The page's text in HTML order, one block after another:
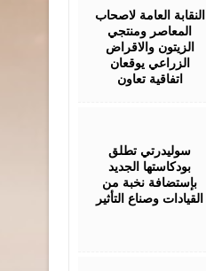
النقابة العامة لاصحاب
المعاصر ومنتجي
الزيتون والاقراض
الزراعي يوقعان
اتفاقية تعاون
2026
سوليدرتي تطلق
بودكاستها الجديد
بإستضافة نخبة من
القيادات وصناع التأثير